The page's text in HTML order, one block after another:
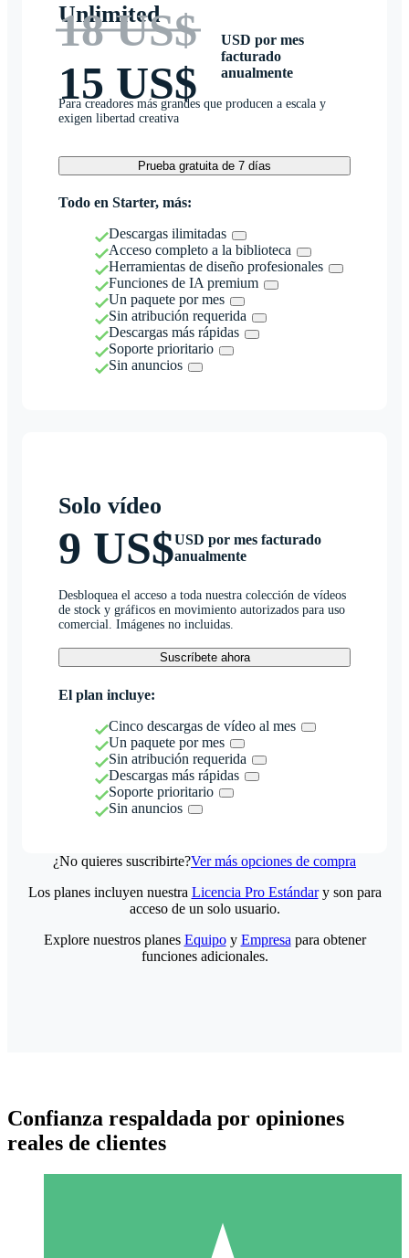
Unlimited
18 US$
15 US$
USD por mes
facturado
anualmente
Para creadores más grandes que producen a escala y
exigen libertad creativa
Prueba gratuita de 7 días
Todo en Starter, más:
Descargas ilimitadas
Acceso completo a la biblioteca
Herramientas de diseño profesionales
Funciones de IA premium
Un paquete por mes
Sin atribución requerida
Descargas más rápidas
Soporte prioritario
Sin anuncios
Solo vídeo
9 US$USD por mes facturado
anualmente
Desbloquea el acceso a toda nuestra colección de vídeos
de stock y gráficos en movimiento autorizados para uso
comercial. Imágenes no incluidas.
Suscríbete ahora
El plan incluye:
Cinco descargas de vídeo al mes
Un paquete por mes
Sin atribución requerida
Descargas más rápidas
Soporte prioritario
Sin anuncios
¿No quieres suscribirte?Ver más opciones de compra
Los planes incluyen nuestra Licencia Pro Estándary son para
acceso de un solo usuario.
Explore nuestros planes Equipoy Empresa para obtener
funciones adicionales.
Confianza respaldada por opiniones
reales de clientes